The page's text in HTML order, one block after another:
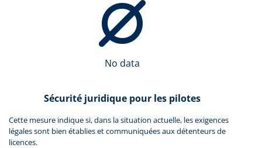
No data
Sécurité juridique pour les pilotes
Cette mesure indique si, dans la situation actuelle, les exigences
légales sont bien établies et communiquées aux détenteurs de
licences.